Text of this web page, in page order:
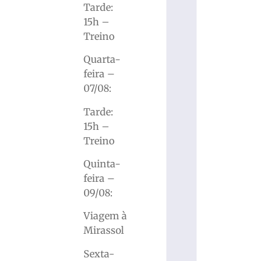
Tarde:
15h –
Treino
Quarta-
feira –
07/08:
Tarde:
15h –
Treino
Quinta-
feira –
09/08:
Viagem à
Mirassol
Sexta-